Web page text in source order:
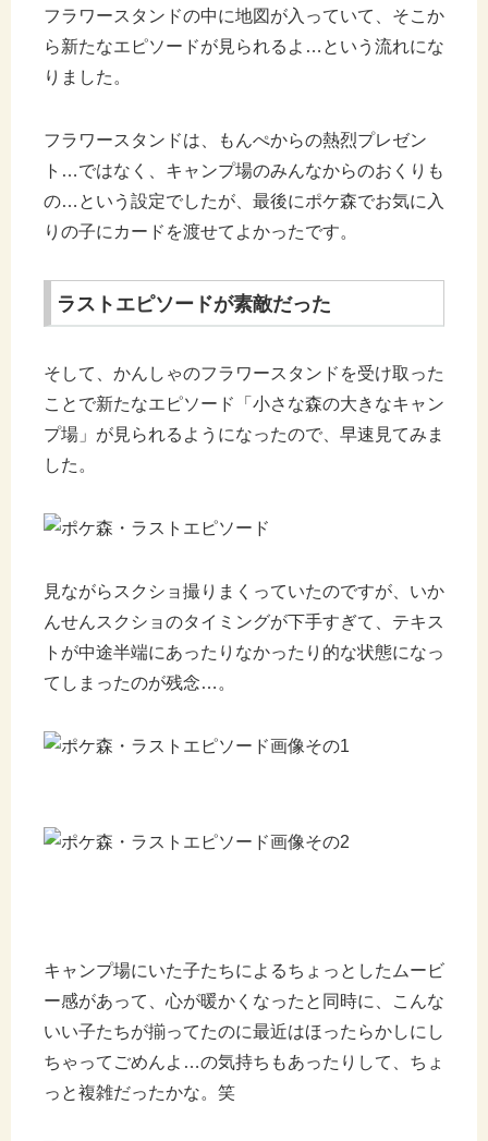
フラワースタンドの中に地図が入っていて、そこか
ら新たなエピソードが見られるよ…という流れにな
りました。
フラワースタンドは、もんぺからの熱烈プレゼン
ト…ではなく、キャンプ場のみんなからのおくりも
の…という設定でしたが、最後にポケ森でお気に入
りの子にカードを渡せてよかったです。
ラストエピソードが素敵だった
そして、かんしゃのフラワースタンドを受け取った
ことで新たなエピソード「小さな森の大きなキャン
プ場」が見られるようになったので、早速見てみま
した。
見ながらスクショ撮りまくっていたのですが、いか
んせんスクショのタイミングが下手すぎて、テキス
トが中途半端にあったりなかったり的な状態になっ
てしまったのが残念…。
キャンプ場にいた子たちによるちょっとしたムービ
ー感があって、心が暖かくなったと同時に、こんな
いい子たちが揃ってたのに最近はほったらかしにし
ちゃってごめんよ…の気持ちもあったりして、ちょ
っと複雑だったかな。笑